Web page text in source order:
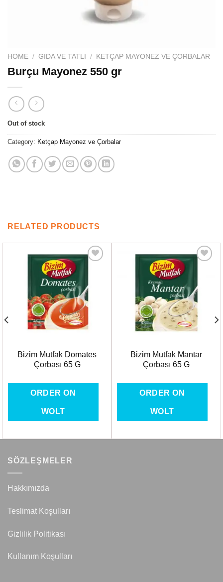
HOME / GIDA VE TATLI / KETÇAP MAYONEZ VE ÇORBALAR
Burçu Mayonez 550 gr
Out of stock
Category: Ketçap Mayonez ve Çorbalar
RELATED PRODUCTS
Favorilere
Bizim Mutfak Domates
Çorbası 65 G
ORDER ON
WOLT
Favorilere
Bizim Mutfak Mantar
Çorbası 65 G
ORDER ON
WOLT
SÖZLEŞMELER
Hakkımızda
Teslimat Koşulları
Gizlilik Politikası
Kullanım Koşulları